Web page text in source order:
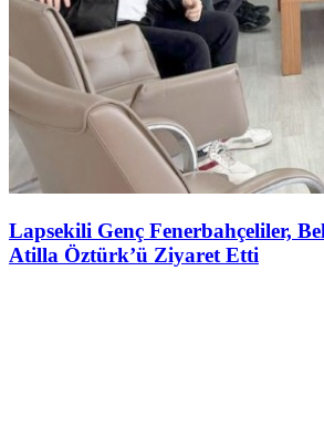
Lapsekili Genç Fenerbahçeliler,
Atilla Öztürk’ü Ziyaret Etti